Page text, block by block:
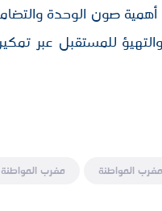
صون الوحدة
للمستقبل عبر
مغرب المواطنة مغرب المواطنة